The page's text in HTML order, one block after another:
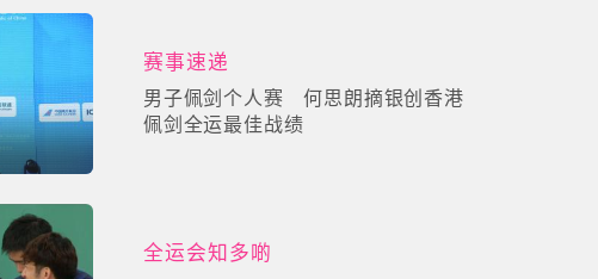
赛事速递
男子佩剑个人赛 何思朗摘银创香港
佩剑全运最佳战绩
全运会知多啲